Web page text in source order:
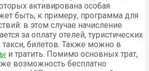
активирована особая
быть, к примеру, программа для
в этом случае начисление
за оплату отелей, туристических
такси, билетов. Также можно в
и тратить. Помимо основных трат,
возможность бесплатно